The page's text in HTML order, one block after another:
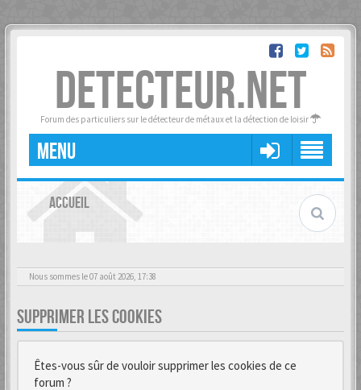
DETECTEUR.NET
Forum des particuliers sur le détecteur de métaux et la détection de loisir
MENU
ACCUEIL
Nous sommes le 07 août 2026, 17:38
SUPPRIMER LES COOKIES
Êtes-vous sûr de vouloir supprimer les cookies de ce
forum ?